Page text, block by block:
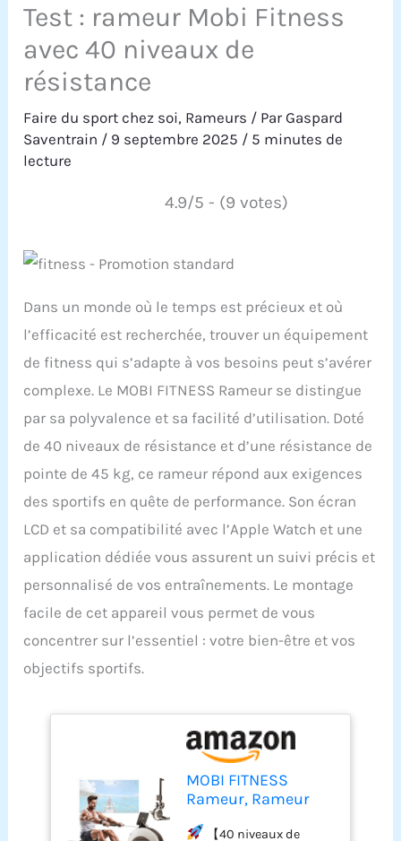
Test : rameur Mobi Fitness
avec 40 niveaux de
résistance
Faire du sport chez soi, Rameurs / ParGaspard
Saventrain / 9 septembre 2025 / 5 minutes de
lecture
4.9/5 - (9 votes)
Dans un monde où le temps est précieux et où
l’efficacité est recherchée, trouver un équipement
de fitness qui s’adapte à vos besoins peut s’avérer
complexe. Le MOBI FITNESS Rameur se distingue
par sa polyvalence et sa facilité d’utilisation. Doté
de 40 niveaux de résistance et d’une résistance de
pointe de 45 kg, ce rameur répond aux exigences
des sportifs en quête de performance. Son écran
LCD et sa compatibilité avec l’Apple Watch et une
application dédiée vous assurent un suivi précis et
personnalisé de vos entraînements. Le montage
facile de cet appareil vous permet de vous
concentrer sur l’essentiel : votre bien-être et vos
objectifs sportifs.
MOBI FITNESS
Rameur, Rameur
Niveaux de
【40 niveaux de